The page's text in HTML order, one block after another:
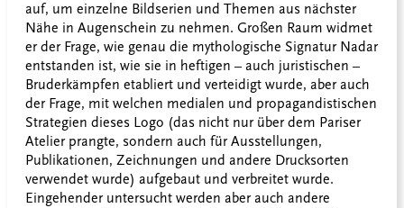
auf, um einzelne Bildserien und Themen aus nächster
Nähe in Augenschein zu nehmen. Großen Raum widmet
er der Frage, wie genau die mythologische Signatur Nadar
entstanden ist, wie sie in heftigen – auch juristischen –
Bruderkämpfen etabliert und verteidigt wurde, aber auch
der Frage, mit welchen medialen und propagandistischen
Strategien dieses Logo (das nicht nur über dem Pariser
Atelier prangte, sondern auch für Ausstellungen,
Publikationen, Zeichnungen und andere Drucksorten
verwendet wurde) aufgebaut und verbreitet wurde.
Eingehender untersucht werden aber auch andere